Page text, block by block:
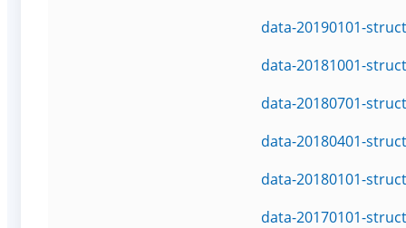
data-20190101-
data-20181001-
data-20180701-
data-20180401-
data-20180101-
data-20170101-